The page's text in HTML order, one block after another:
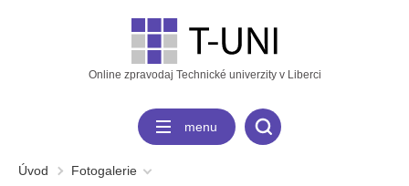
Online zpravodaj Technické univerzity v Liberci
menu
Úvod Fotogalerie